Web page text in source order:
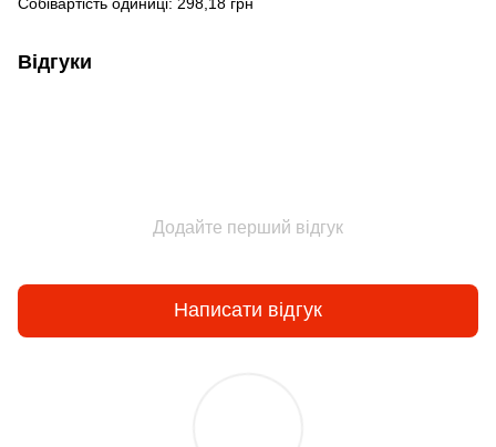
Відгуки
Додайте перший відгук
Написати відгук